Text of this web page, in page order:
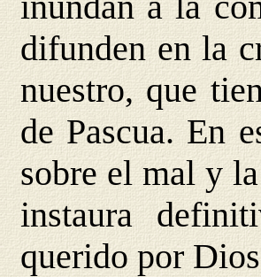
difunden en la
nuestro, que
de Pascua. En
sobre el mal y
instaura
querido por